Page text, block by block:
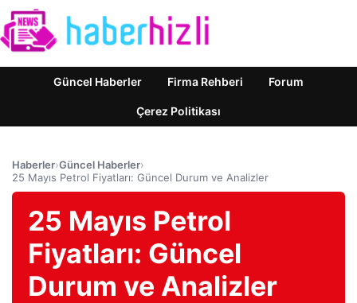
Güncel Haberler Firma Rehberi Forum
Çerez Politikası
Haberler›Güncel Haberler›
25 Mayıs Petrol Fiyatları: Güncel Durum ve Analizler
25 Mayıs Petrol
Fiyatları: Güncel
Durum ve Analizler